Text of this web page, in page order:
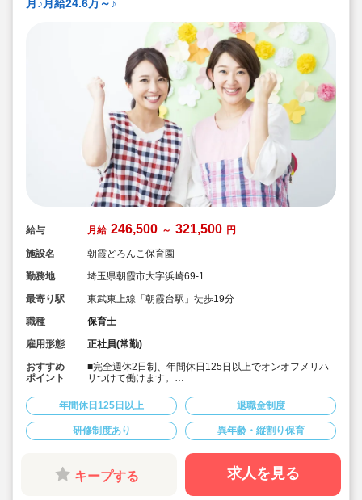
月♪月給24.6万～♪
給与 月給 246,500 ～ 321,500 円
施設名
朝霞どろんこ保育園
勤務地
埼玉県朝霞市大字浜崎69-1
最寄り駅
東武東上線「朝霞台駅」徒歩19分
職種
保育士
雇用形態
正社員(常勤)
おすすめ
ポイント
■完全週休2日制、年間休日125日以上でオンオフメリハ
リつけて働けます。
保育園です。男女の性別問わず明るく元気な保育士様ご
活躍されています。
■充実した研修制度があります。経験少ない方も安心して
スタートいただけます。
■残業は少ないです。あった場合もしっかり支給されま
■宿舎借上げ制度も利用可能です。
■入社後は出産などに合わせて産休育休取得や時短制度、
年間休日125日以上 退職金制度
研修制度あり 異年齢・縦割り保育
キープする 求人を見る